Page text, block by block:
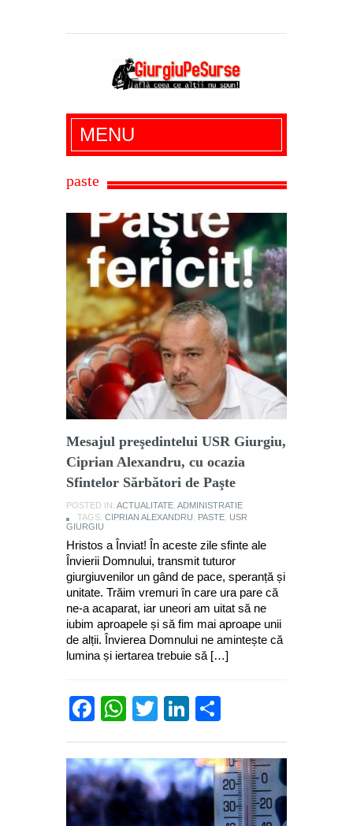
Giurgiu Pe Surse – actualitate giurgiu,
administratie giurgiu, stiri politice, social
MENU
paste
Mesajul preşedintelui USR Giurgiu,
Ciprian Alexandru, cu ocazia
Sfintelor Sărbători de Paşte
POSTED IN: ACTUALITATE ADMINISTRATIE
TAGS: CIPRIAN ALEXANDRU PASTE USR
GIURGIU
Hristos a Înviat! În aceste zile sfinte ale
Învierii Domnului, transmit tuturor
giurgiuvenilor un gând de pace, speranță și
unitate. Trăim vremuri în care ura pare că
ne-a acaparat, iar uneori am uitat să ne
iubim aproapele și să fim mai aproape unii
de alții. Învierea Domnului ne amintește că
lumina și iertarea trebuie să […]
Facebook
WhatsApp
TwitterLinkedIn